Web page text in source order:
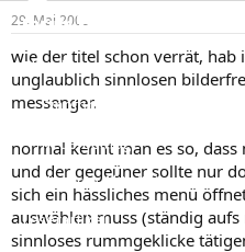
Forum
Aktuelles
Empfohlene Inhalte
Neue Beiträge
Neueste Aktivitäten
Leserartikel
e
r
t
a
29. Mai 2009
wie der titel schon verrät, hab
unglaublich sinnlosen
messenger.
normal kennt man es so,
und der gegeüner sollte nur
sich ein hässliches menü
auswählen muss (ständig
sinnloses rummgeklicke